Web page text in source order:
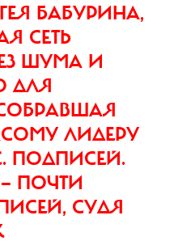
БАБУРИНА,
СЕТЬ
ШУМА И
ДЛЯ
ЛИДЕРУ
ПОДПИСЕЙ.
ПОЧТИ
СУДЯ